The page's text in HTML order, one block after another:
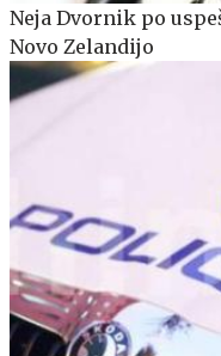
Neja Dvornik po
Novo Zelandijo